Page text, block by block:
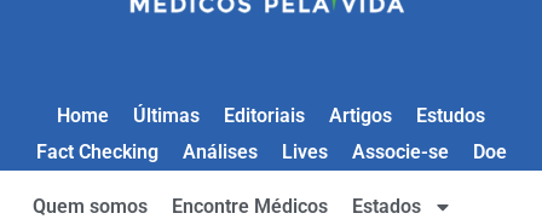
Home Últimas Editoriais Artigos
Estudos
Fact Checking
Análises Lives Associe-se Doe
Quem somos Encontre Médicos Estados